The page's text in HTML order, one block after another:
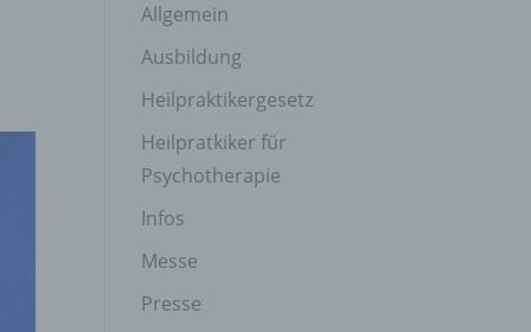
Allgemein
Ausbildung
Heilpraktikergesetz
Heilpratkiker für
Psychotherapie
Infos
Messe
Presse